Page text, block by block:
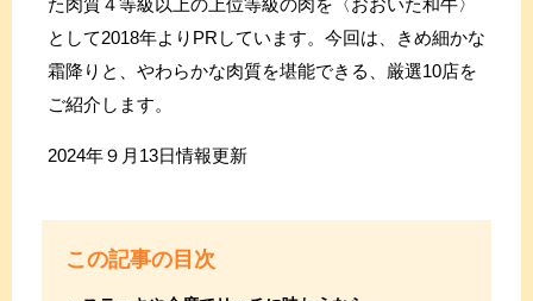
た肉質４等級以上の上位等級の肉を〈おおいた和牛〉
として2018年よりPRしています。今回は、きめ細かな
霜降りと、やわらかな肉質を堪能できる、厳選10店を
ご紹介します。
2024年９月13日情報更新
この記事の目次